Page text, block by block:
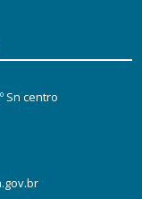
Sn centro